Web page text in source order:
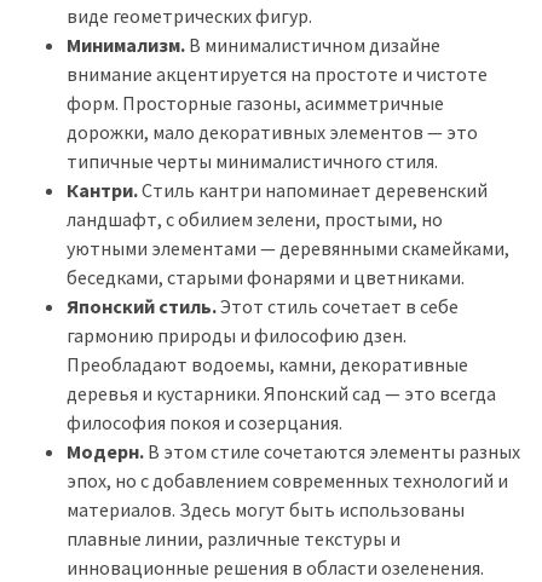
виде геометрических фигур.
Минимализм. В минималистичном дизайне
внимание акцентируется на простоте и чистоте
форм. Просторные газоны, асимметричные
дорожки, мало декоративных элементов — это
типичные черты минималистичного стиля.
Кантри.Стиль кантри напоминает деревенский
ландшафт, с обилием зелени, простыми, но
уютными элементами — деревянными скамейками,
беседками, старыми фонарями и цветниками.
Японский стиль.Этот стиль сочетает в себе
гармонию природы и философию дзен.
Преобладают водоемы, камни, декоративные
деревья и кустарники. Японский сад — это всегда
философия покоя и созерцания.
Модерн. В этом стиле сочетаются элементы разных
эпох, но с добавлением современных технологий и
материалов. Здесь могут быть использованы
плавные линии, различные текстуры и
инновационные решения в области озеленения.